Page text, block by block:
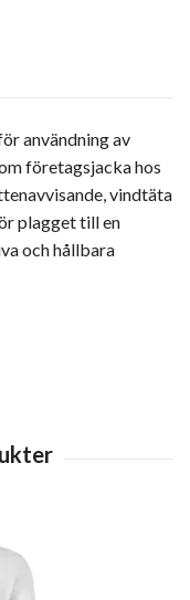
användning av
företagsjacka hos
vindtäta
plagget till en
och hållbara